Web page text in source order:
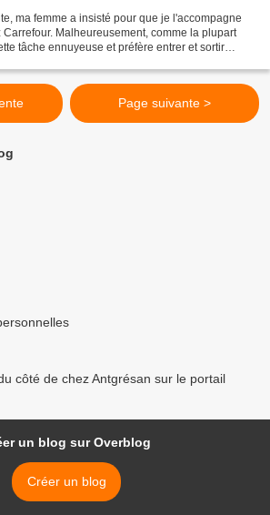
ma femme a insisté pour que je l'accompagne
Malheureusement, comme la plupart
tâche ennuyeuse et préfère entrer et sortir
Page suivante >
côté de chez Antgrésan sur le portail
un blog sur Overblog
Créer un blog